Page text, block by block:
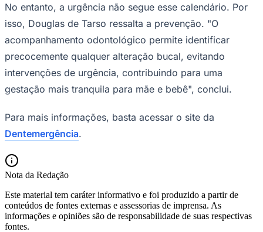
Santos
No entanto, a urgência não segue esse calendário. Por
isso, Douglas de Tarso ressalta a prevenção. "O
acompanhamento odontológico permite identificar
precocemente qualquer alteração bucal, evitando
intervenções de urgência, contribuindo para uma
gestação mais tranquila para mãe e bebê", conclui.
Para mais informações, basta acessar o site da
Dentemergência.
Nota da Redação
Este material tem caráter informativo e foi produzido a partir de
conteúdos de fontes externas e assessorias de imprensa. As
informações e opiniões são de responsabilidade de suas respectivas
fontes.